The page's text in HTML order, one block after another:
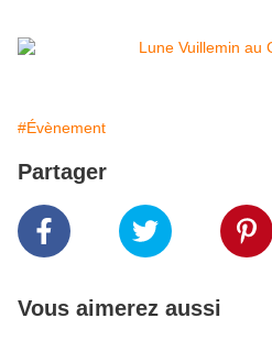
#Évènement
Partager
Vous aimerez aussi